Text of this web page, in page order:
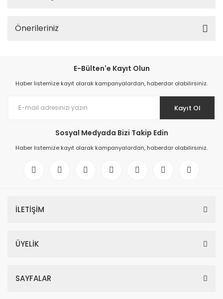
Önerileriniz
E-Bülten'e Kayıt Olun
Haber listemize kayıt olarak kampanyalardan, haberdar olabilirsiniz.
Kayıt Ol
Sosyal Medyada Bizi Takip Edin
Haber listemize kayıt olarak kampanyalardan, haberdar olabilirsiniz.
İLETİŞİM
ÜYELİK
SAYFALAR